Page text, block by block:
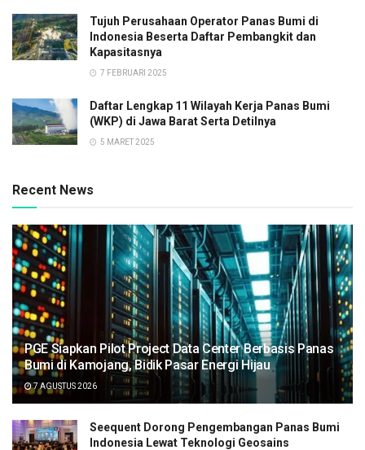
Tujuh Perusahaan Operator Panas Bumi di
Indonesia Beserta Daftar Pembangkit dan
Kapasitasnya
7 FEBRUARI 2025
Daftar Lengkap 11 Wilayah Kerja Panas Bumi
(WKP) di Jawa Barat Serta Detilnya
5 MARET 2025
Recent News
PGE Siapkan Pilot Project Data Center Berbasis Panas
Bumi di Kamojang, Bidik Pasar Energi Hijau
7 AGUSTUS 2026
Seequent Dorong Pengembangan Panas Bumi
Indonesia Lewat Teknologi Geosains